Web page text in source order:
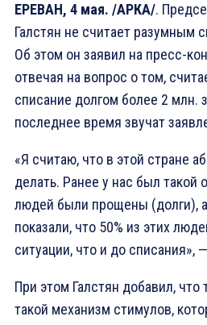
ЕРЕВАН, 4 мая. /АРКА/.
Галстян не считает разумным
Об этом он заявил на пресс-
отвечая на вопрос о том,
списание долгом более 2 млн.
последнее время звучат
«Я считаю, что в этой стране
делать. Ранее у нас был такой
людей были прощены (долги),
показали, что 50% из этих
ситуации, что и до списания»,
При этом Галстян добавил, что
такой механизм стимулов,